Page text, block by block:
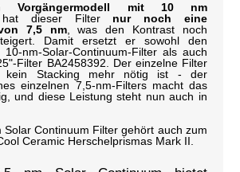
Vorgängermodell mit 10 nm
dieser Filter nur noch eine
7,5 nm, was den Kontrast noch
Damit ersetzt er sowohl den
nm-Solar-Continuum-Filter als auch
Filter BA2458392. Der einzelne Filter
Stacking mehr nötig ist - der
einzelnen 7,5-nm-Filters macht das
und diese Leistung steht nun auch in
Solar Continuum Filter gehört auch zum
Ceramic Herschelprismas Mark II.